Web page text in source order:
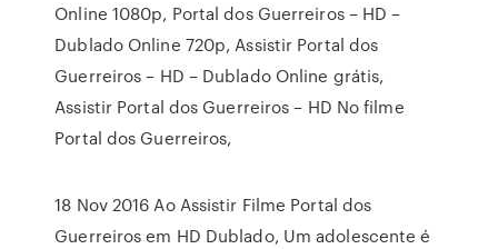
Online 1080p, Portal dos Guerreiros – HD –
Dublado Online 720p, Assistir Portal dos
Guerreiros – HD – Dublado Online grátis,
Assistir Portal dos Guerreiros – HD No filme
Portal dos Guerreiros,
18 Nov 2016 Ao Assistir Filme Portal dos
Guerreiros em HD Dublado, Um adolescente é